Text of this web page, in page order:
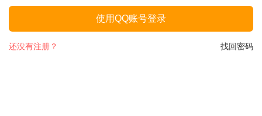
使用QQ账号登录
找回密码
还没有注册？